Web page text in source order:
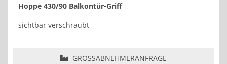
Hoppe 430/90 Balkontür-Griff
sichtbar verschraubt
GROSSABNEHMERANFRAGE